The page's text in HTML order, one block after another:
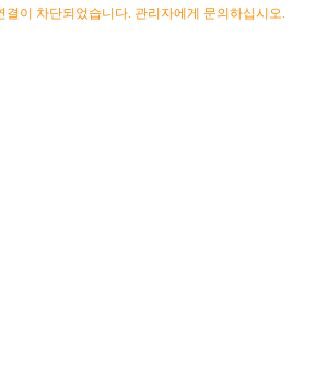
이 차단되었습니다. 관리자에게 문의하십시오.